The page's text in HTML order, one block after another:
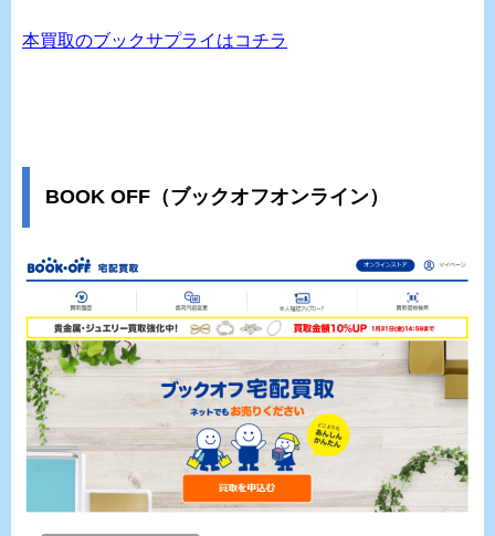
本買取のブックサプライはコチラ
BOOK OFF（ブックオフオンライン）